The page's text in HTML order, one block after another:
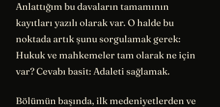
Anlattığım bu davaların tamamının
kayıtları yazılı olarak var. O halde bu
noktada artık şunu sorgulamak gerek:
Hukuk ve mahkemeler tam olarak ne için
var? Cevabı basit: Adaleti sağlamak.
Bölümün başında, ilk medeniyetlerden ve